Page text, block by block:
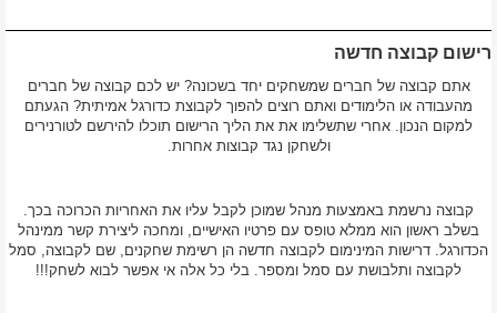
רישום קבוצה חדשה
אתם קבוצה של חברים שמשחקים יחד בשכונה? יש לכם קבוצה של חברים
מהעבודה או הלימודים ואתם רוצים להפוך לקבוצת כדורגל אמיתית? הגעתם
למקום הנכון. אחרי שתשלימו את את הליך הרישום תוכלו להירשם לטורנירים
ולשחקן נגד קבוצות אחרות.
קבוצה נרשמת באמצעות מנהל שמוכן לקבל עליו את האחריות הכרוכה בכך.
בשלב ראשון הוא ממלא טופס עם פרטיו האישיים, ומחכה ליצירת קשר ממינהל
הכדורגל. דרישות המינימום לקבוצה חדשה הן רשימת שחקנים, שם לקבוצה, סמל
לקבוצה ותלבושת עם סמל ומספר. בלי כל אלה אי אפשר לבוא לשחק!!!